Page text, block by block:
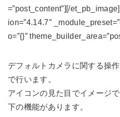
=”post_content”][/
ion=”4.14.7″
o=”{}”
デフォルトカメラに関する操
で行います。
アイコンの見た目でイメージ
下の機能があります。